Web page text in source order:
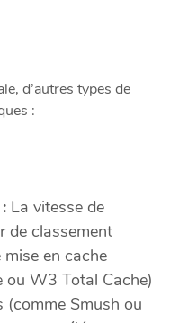
d’autres types de
:
La vitesse de
de classement
en cache
ou W3 Total Cache)
(comme Smush ou